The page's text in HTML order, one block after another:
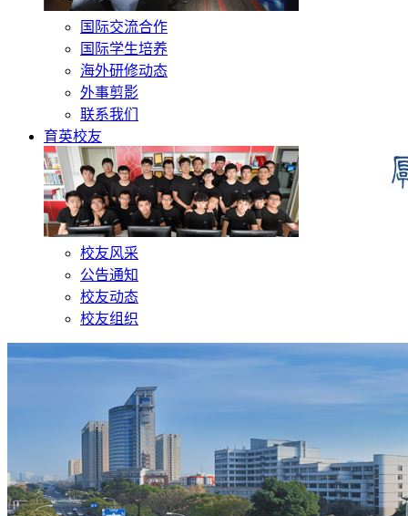
国际交流合作
国际学生培养
海外研修动态
外事剪影
联系我们
育英校友
校友风采
公告通知
校友动态
校友组织